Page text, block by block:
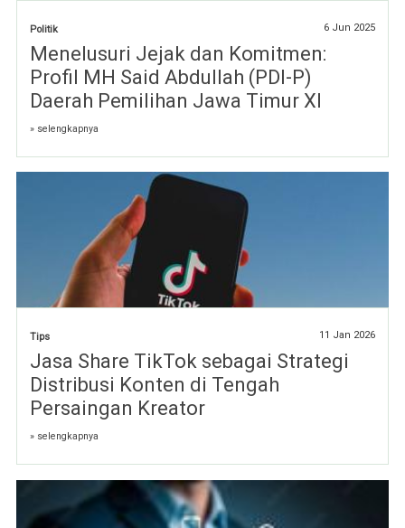
Politik 6 Jun 2025
Menelusuri Jejak dan Komitmen:
Profil MH Said Abdullah (PDI-P)
Daerah Pemilihan Jawa Timur XI
» selengkapnya
Tips 11 Jan 2026
Jasa Share TikTok sebagai Strategi
Distribusi Konten di Tengah
Persaingan Kreator
» selengkapnya